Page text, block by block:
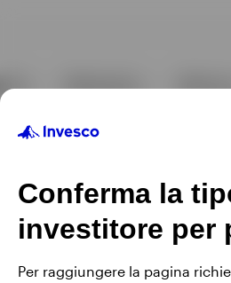
Conferma la
investitore per
Per raggiungere la pagina